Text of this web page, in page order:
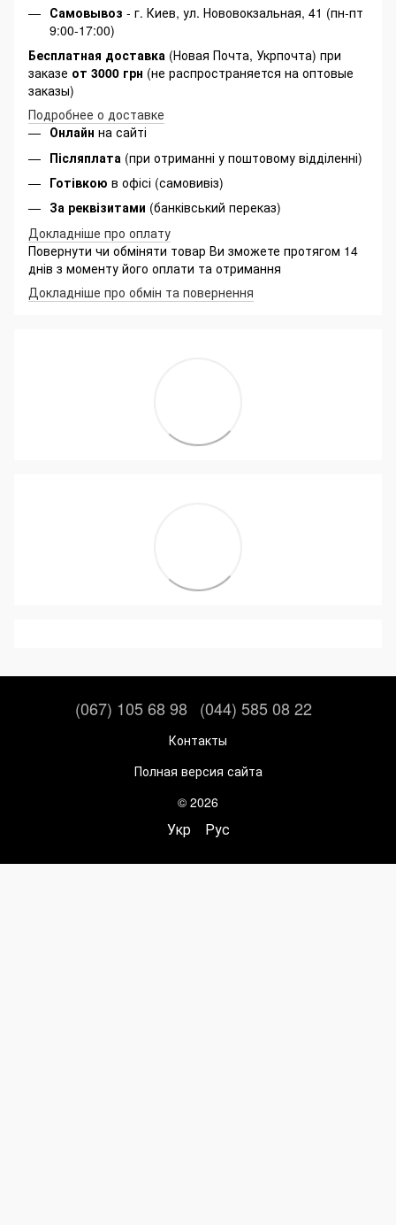
Самовывоз - г. Киев, ул. Нововокзальная, 41 (пн-пт
9:00-17:00)
Бесплатная доставка (Новая Почта, Укрпочта) при
заказе от 3000 грн (не распространяется на оптовые
заказы)
Подробнее о доставке
Онлайн на сайті
Післяплата (при отриманні у поштовому відділенні)
Готівкою в офісі (самовивіз)
За реквізитами (банківський переказ)
Докладніше про оплату
Повернути чи обміняти товар Ви зможете протягом 14
днів з моменту його оплати та отримання
Докладніше про обмін та повернення
(067) 105 68 98 (044) 585 08 22
Контакты
Полная версия сайта
© 2026
Укр Рус